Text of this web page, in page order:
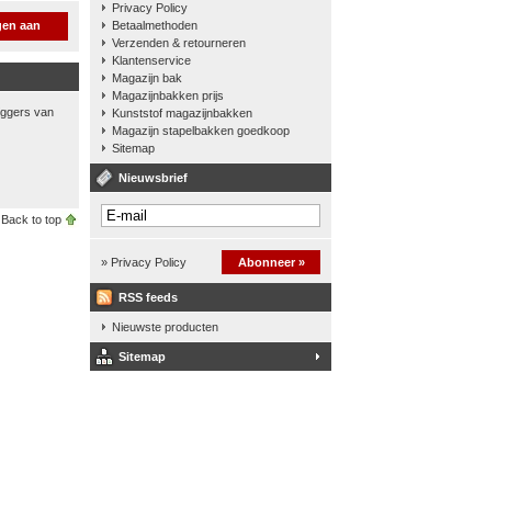
aan
van
Back to top
Privacy Policy
Betaalmethoden
Verzenden & retourneren
Klantenservice
Magazijn bak
Magazijnbakken prijs
Kunststof magazijnbakken
Magazijn stapelbakken goedkoop
Sitemap
Nieuwsbrief
» Privacy Policy Abonneer »
RSS feeds
Nieuwste producten
Sitemap